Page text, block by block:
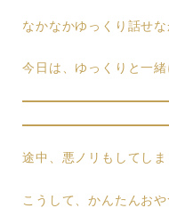
なかなかゆっくり話せ
今日は、ゆっくりと一
途中、悪ノリもしてし
こうして、かんたんお